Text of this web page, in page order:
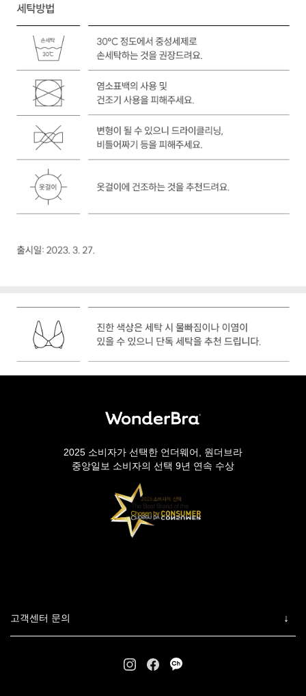
2025 소비자가 선택한 언더웨어, 원더브라
중앙일보 소비자의 선택 9년 연속 수상
고객센터 문의